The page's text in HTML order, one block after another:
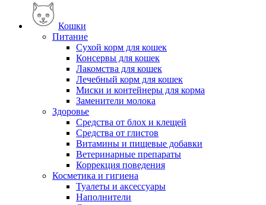
Кошки
Питание
Сухой корм для кошек
Консервы для кошек
Лакомства для кошек
Лечебный корм для кошек
Миски и контейнеры для корма
Заменители молока
Здоровье
Средства от блох и клещей
Средства от глистов
Витамины и пищевые добавки
Ветеринарные препараты
Коррекция поведения
Косметика и гигиена
Туалеты и аксессуары
Наполнители